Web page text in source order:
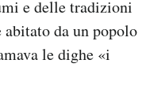
e delle tradizioni
da un popolo
le dighe «i